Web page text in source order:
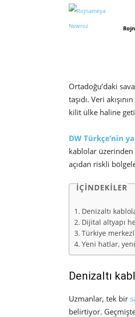
Ortadoğu’daki
taşıdı. Veri
kilit ülke haline
DW Türkçe’nin
kablolar üzerinden
açıdan riskli
İÇİNDEKİLER
Denizaltı
Dijital altyapı
Türkiye
Yeni hatlar,
Denizaltı
Uzmanlar, tek bir
belirtiyor.